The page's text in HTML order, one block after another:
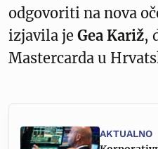
odgovoriti na nova
izjavila je Gea Kariž,
Mastercarda u
AKTUALNO